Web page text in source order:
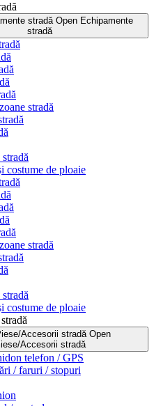
stradă Open Echipamente
stradă
stradă
costume de ploaie
stradă
costume de ploaie
Accesorii stradă Open
Accesorii stradă
telefon / GPS
/ faruri / stopuri